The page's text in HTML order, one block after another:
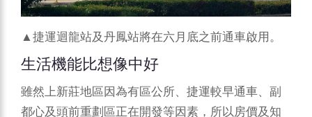
▲捷運迴龍站及丹鳳站將在六月底之前通車啟用。
生活機能比想像中好
雖然上新莊地區因為有區公所、捷運較早通車、副
都心及頭前重劃區正在開發等因素，所以房價及知